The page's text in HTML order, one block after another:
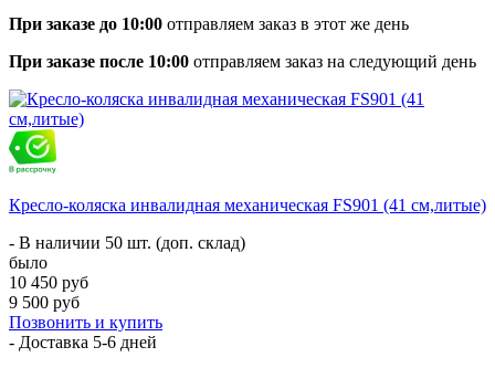
При заказе до 10:00 отправляем заказ в этот же день
При заказе после 10:00 отправляем заказ на следующий день
Кресло-коляска инвалидная механическая FS901 (41 см,литые)
- В наличии 50 шт. (доп. склад)
было
10 450 руб
9 500 руб
Позвонить и купить
- Доставка 5-6 дней